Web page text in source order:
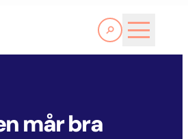
Lue lisää
mår bra